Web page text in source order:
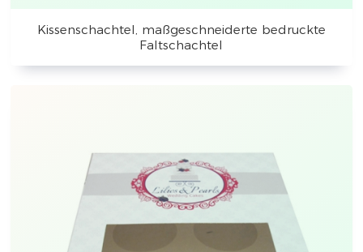
Kissenschachtel, maßgeschneiderte bedruckte
Faltschachtel